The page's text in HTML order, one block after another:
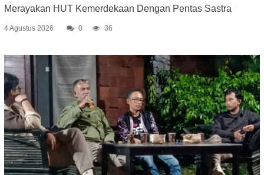
Merayakan HUT Kemerdekaan Dengan Pentas Sastra
4 Agustus 2026 0 36